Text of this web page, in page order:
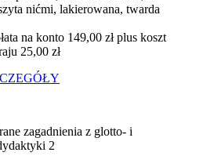
nićmi, lakierowana, twarda
na konto 149,00 zł plus koszt
25,00 zł